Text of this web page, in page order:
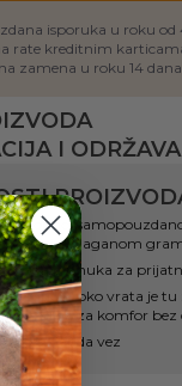
isporuka u roku od
rate kreditnim
zamena u roku 14 dana
I
udobno,
majici, sa laganom
pamuka za
elastinom oko vrata je
rukavima za komfor
boja Panda vez